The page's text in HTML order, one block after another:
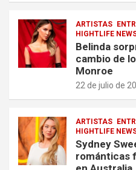
ARTISTAS
HIGHTLIFE
Belinda
cambio de
Monroe
22 de julio de
ARTISTAS
HIGHTLIFE
Sydney
románticas